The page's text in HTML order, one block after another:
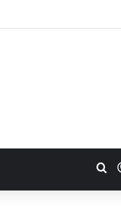
تغییر پوسته
جستجو برای